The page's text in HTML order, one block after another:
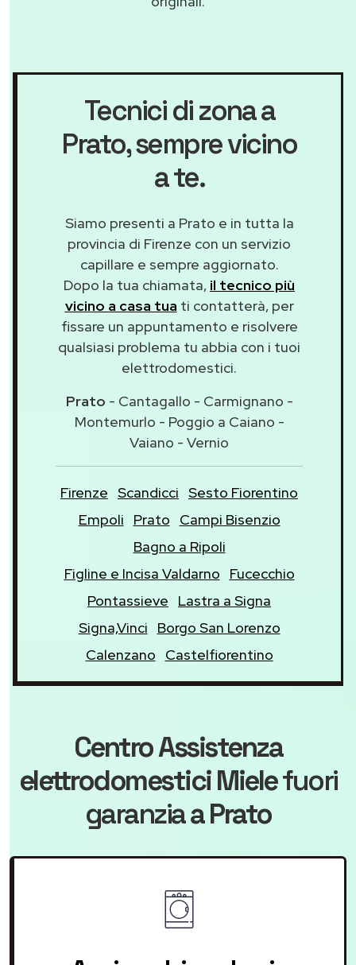
Tecnici di zona a
Prato, sempre vicino
a te.
Siamo presenti a Prato e in tutta la
provincia di Firenze con un servizio
capillare e sempre aggiornato.
Dopo la tua chiamata, il tecnico più
vicino a casa tua ti contatterà, per
fissare un appuntamento e risolvere
qualsiasi problema tu abbia con i tuoi
elettrodomestici.
Prato - Cantagallo - Carmignano -
Montemurlo - Poggio a Caiano -
Vaiano - Vernio
Firenze Scandicci Sesto Fiorentino
Empoli
Prato
Campi Bisenzio
Bagno a Ripoli
Figline e Incisa Valdarno
Fucecchio
Pontassieve
Lastra a Signa
Signa,Vinci
Borgo San Lorenzo
Calenzano
Castelfiorentino
Centro Assistenza
elettrodomestici Mielefuori
garanziaa Prato